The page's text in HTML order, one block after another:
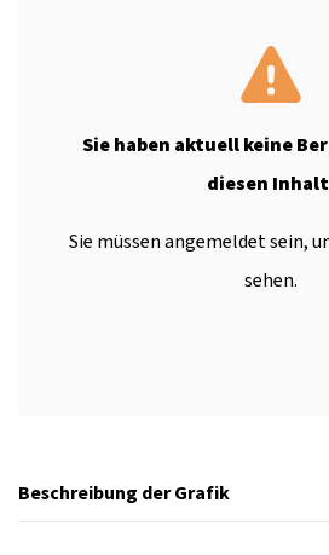
Sie haben aktuell keine
diesen
Sie müssen angemeldet sein,
sehen.
Beschreibung der Grafik